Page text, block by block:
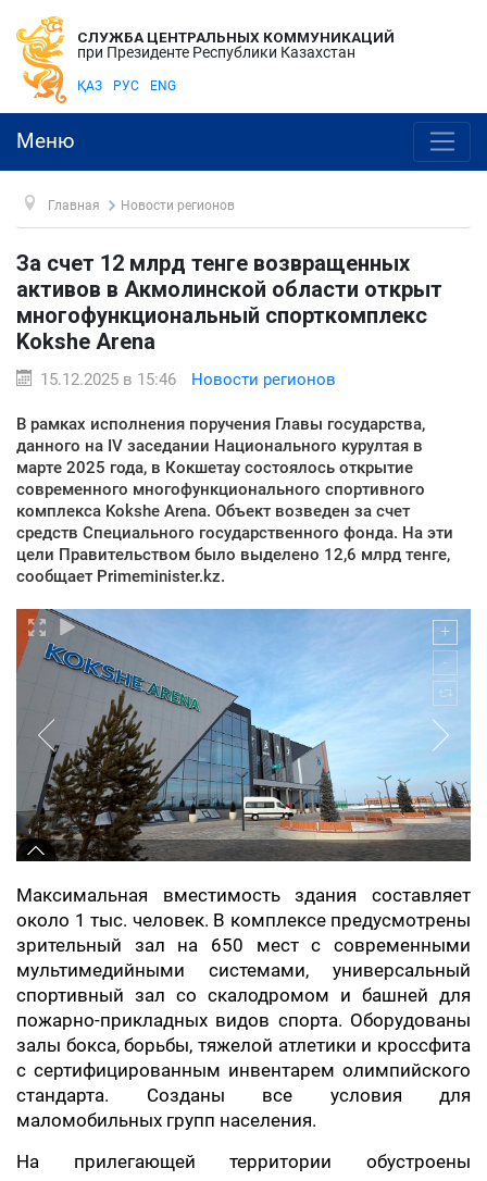
СЛУЖБА ЦЕНТРАЛЬНЫХ КОММУНИКАЦИЙ
при Президенте Республики Казахстан
ҚАЗ РУС ENG
Меню
Главная Новости регионов
За счет 12 млрд тенге возвращенных
активов в Акмолинской области открыт
многофункциональный спорткомплекс
Kokshe Arena
15.12.2025 в 15:46 Новости регионов
В рамках исполнения поручения Главы государства,
данного на IV заседании Национального курултая в
марте 2025 года, в Кокшетау состоялось открытие
современного многофункционального спортивного
комплекса Kokshe Arena. Объект возведен за счет
средств Специального государственного фонда. На эти
цели Правительством было выделено 12,6 млрд тенге,
сообщает Primeminister.kz.
Максимальная вместимость здания составляет
около 1 тыс. человек. В комплексе предусмотрены
зрительный зал на 650 мест с современными
мультимедийными системами, универсальный
спортивный зал со скалодромом и башней для
пожарно-прикладных видов спорта. Оборудованы
залы бокса, борьбы, тяжелой атлетики и кроссфита
с сертифицированным инвентарем олимпийского
стандарта. Созданы все условия для
маломобильных групп населения.
На прилегающей территории обустроены